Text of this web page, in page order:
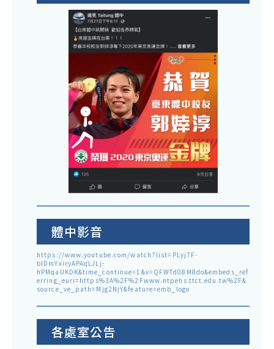
體中影音
https://www.youtube.com/watch?list=PLyj7F-
blDmYxiryAPAqLJLj-
hPMqaUKDK&time_continue=1&v=QFWTd08M8do&embeds_ref
erring_euri=https%3A%2F%2Fwww.ntpehs.ttct.edu.tw%2F&
source_ve_path=Mjg2NjY&feature=emb_logo
各處室公告